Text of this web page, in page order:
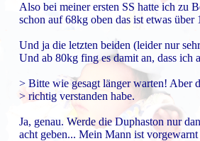
Also bei meiner ersten SS hatte ich zu
schon auf 68kg oben das ist etwas über
Und ja die letzten beiden (leider nur
Und ab 80kg fing es damit an, dass ich
> Bitte wie gesagt länger warten! Aber
> richtig verstanden habe.
Ja, genau. Werde die Duphaston nur
acht geben... Mein Mann ist